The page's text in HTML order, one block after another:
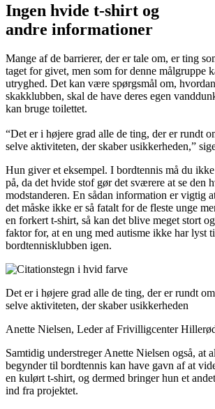
Ingen hvide t-shirt og
andre informationer
Mange af de barrierer, der er tale om, er ting
taget for givet, men som for denne målgruppe
utryghed. Det kan være spørgsmål om,
skakklubben, skal de have deres egen
kan bruge toilettet.
“Det er i højere grad alle de ting, der er rundt
selve aktiviteten, der skaber usikkerheden,”
Hun giver et eksempel. I bordtennis må du
på, da det hvide stof gør det sværere at se den
modstanderen. En sådan information er vigtig
det måske ikke er så fatalt for de fleste unge
en forkert t-shirt, så kan det blive meget stort
faktor for, at en ung med autisme ikke har lyst
bordtennisklubben igen.
Det er i højere grad alle de ting, der er rundt
selve aktiviteten, der skaber usikkerheden
Anette Nielsen, Leder af Frivilligcenter
Samtidig understreger Anette Nielsen også, at
begynder til bordtennis kan have gavn af at
en kulørt t-shirt, og dermed bringer hun et
ind fra projektet.